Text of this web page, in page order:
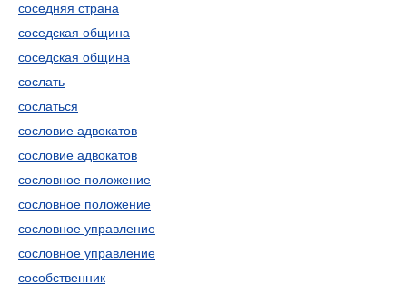
соседняя страна
соседская община
соседская община
сослать
сослаться
сословие адвокатов
сословие адвокатов
сословное положение
сословное положение
сословное управление
сословное управление
сособственник